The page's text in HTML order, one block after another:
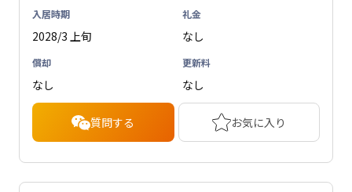
入居時期
2028/3 上旬
礼金
なし
償却
なし
更新料
なし
質問する お気に入り